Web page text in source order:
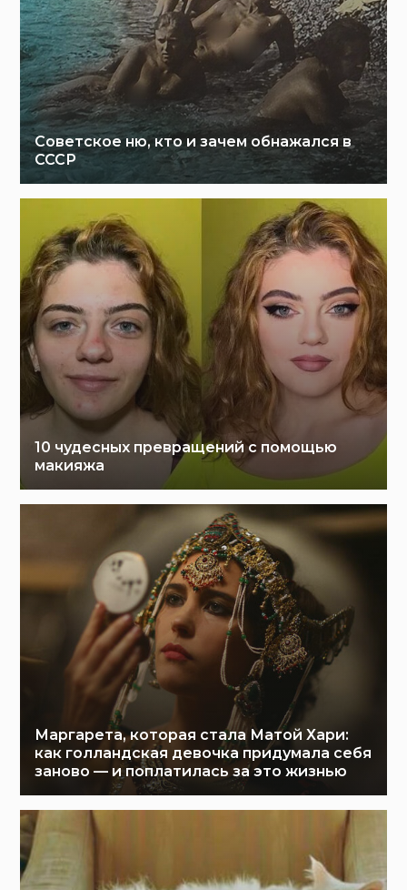
Советское ню, кто и зачем обнажался в
СССР
10 чудесных превращений с помощью
макияжа
Маргарета, которая стала Матой Хари:
как голландская девочка придумала себя
заново — и поплатилась за это жизнью